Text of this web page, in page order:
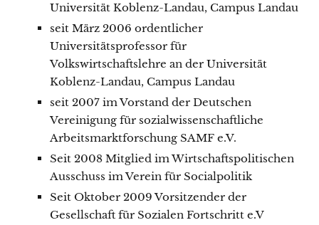
Universität Koblenz-Landau, Campus Landau
seit März 2006 ordentlicher
Universitätsprofessor für
Volkswirtschaftslehre an der Universität
Koblenz-Landau, Campus Landau
seit 2007 im Vorstand der Deutschen
Vereinigung für sozialwissenschaftliche
Arbeitsmarktforschung SAMF e.V.
Seit 2008 Mitglied im Wirtschaftspolitischen
Ausschuss im Verein für Socialpolitik
Seit Oktober 2009 Vorsitzender der
Gesellschaft für Sozialen Fortschritt e.V